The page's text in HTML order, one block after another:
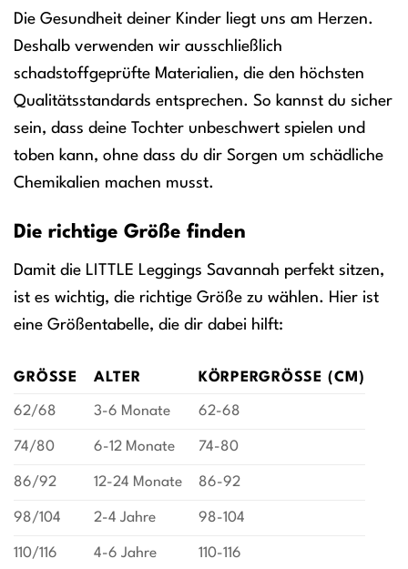
Die Gesundheit deiner Kinder liegt uns am Herzen.
Deshalb verwenden wir ausschließlich
schadstoffgeprüfte Materialien, die den höchsten
Qualitätsstandards entsprechen. So kannst du sicher
sein, dass deine Tochter unbeschwert spielen und
toben kann, ohne dass du dir Sorgen um schädliche
Chemikalien machen musst.
Die richtige Größe finden
Damit die LITTLE Leggings Savannah perfekt sitzen,
ist es wichtig, die richtige Größe zu wählen. Hier ist
eine Größentabelle, die dir dabei hilft:
GRÖSSE ALTER KÖRPERGRÖSSE (CM)
62/68 3-6 Monate 62-68
74/80 6-12 Monate 74-80
86/92 12-24 Monate 86-92
98/104 2-4 Jahre 98-104
110/116 4-6 Jahre 110-116